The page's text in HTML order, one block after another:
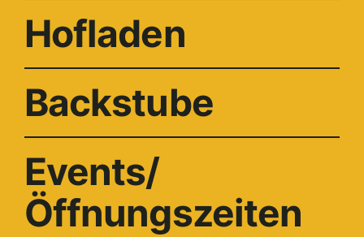
Hofladen
Backstube
Events/
Öffnungszeiten